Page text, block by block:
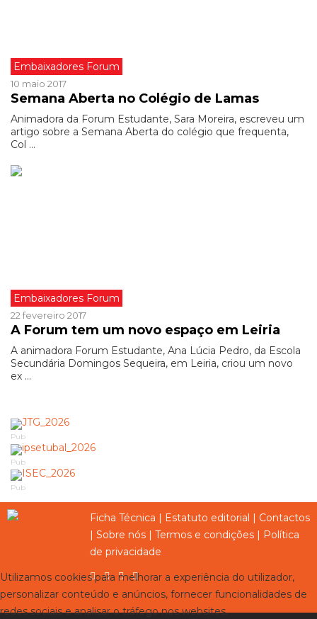
Embaixadores Forum
10 maio 2017
Semana Aberta no Colégio de Lamas
Animadora da Forum Estudante, Sara Moreira, escreveu um
artigo sobre a Semana Aberta do colégio que frequenta,
Col ...
Embaixadores Forum
22 fevereiro 2017
A Forum tem um novo espaço em Leiria
A animadora Forum Estudante, Ana Lúcia Pedro, da Escola
Secundária Domingos Sequeira, em Leiria, criou um novo
ex ...
Pub
Pub
Pub
Ficha Técnica | Estatuto editorial | Contactos
| Sobre nós | Termos e condições | Política
de privacidade
Utilizamos cookies para melhorar a experiência do utilizador,
personalizar conteúdo e anúncios, fornecer funcionalidades de
redes sociais e analisar o tráfego nos websites.